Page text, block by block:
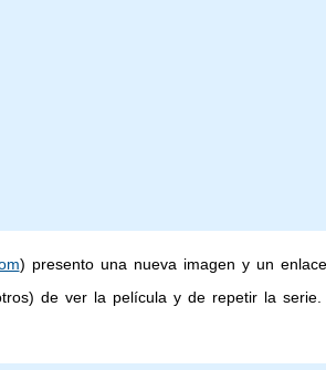
) presento una nueva imagen y un
de ver la película y de repetir la